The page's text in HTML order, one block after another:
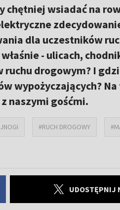
chętniej wsiadać na
dla uczestników
- ulicach,
drogowym? I
wypożyczających?
naszymi gośćmi.
#RUCH DROGOWY
UDOSTĘPNIJ